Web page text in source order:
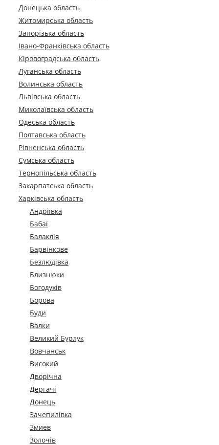
Донецька область
Житомирська область
Запорізька область
Івано-Франківська область
Кіровоградська область
Луганська область
Волинська область
Львівська область
Миколаївська область
Одеська область
Полтавська область
Рівненська область
Сумська область
Тернопільська область
Закарпатська область
Харківська область
Андріївка
Бабаї
Балаклія
Барвінкове
Безлюдівка
Близнюки
Богодухів
Борова
Буди
Валки
Великий Бурлук
Вовчанськ
Високий
Дворічна
Дергачі
Донець
Зачепилівка
Змиев
Золочів